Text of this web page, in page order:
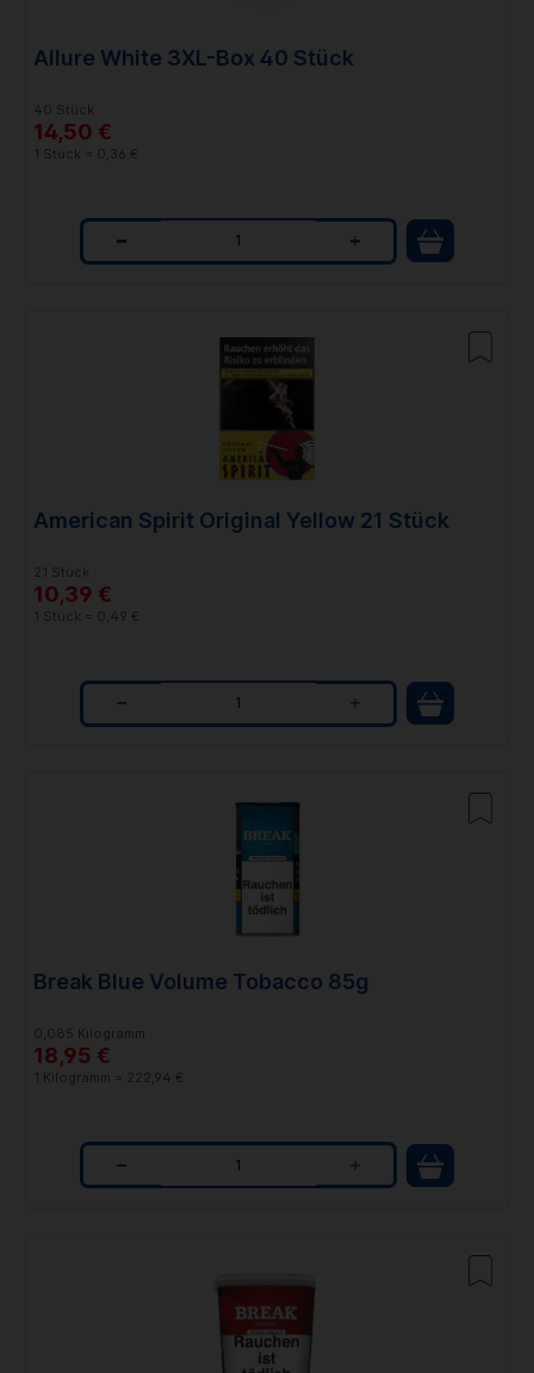
Allure White 3XL-Box 40 Stück
40 Stück
14,50 €
1 Stück = 0,36 €
Q
a
n
t
y
American Spirit Original Yellow 21 Stück
21 Stück
10,39 €
1 Stück = 0,49 €
Q
n
t
y
Break Blue Volume Tobacco 85g
0,085 Kilogramm
18,95 €
1 Kilogramm = 222,94 €
Q
t